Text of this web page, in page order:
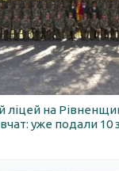
ліцей на
уже подали 10